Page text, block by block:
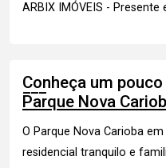
ARBIX IMÓVEIS -
Conheça um
Parque Nova
O Parque Nova Carioba
residencial tranquilo e